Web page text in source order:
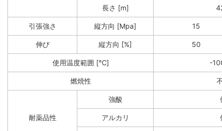
長さ [m]
引張強さ 縦方向 [Mpa] 15
伸び 縦方向 [%] 50
使用温度範囲 [℃] -
燃焼性
耐薬品性
強酸
アルカリ